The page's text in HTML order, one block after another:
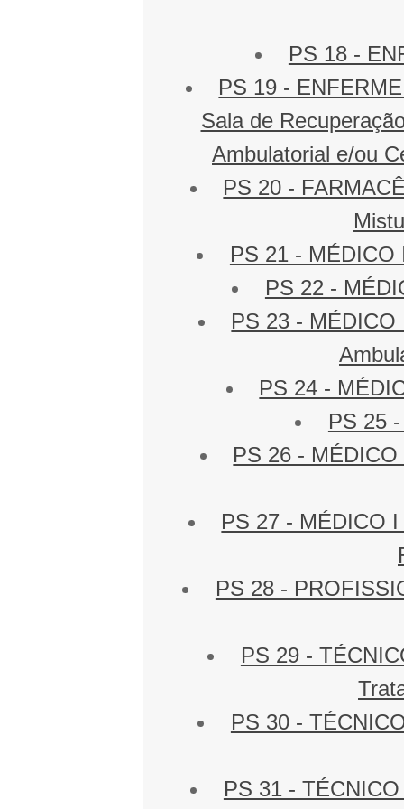
PS 18 -
PS 19 -
Sala de
Ambulatorial e/ou
PS 20 -
PS 21 - MÉDICO
PS 22 -
PS 23 - MÉDICO
PS 24 -
PS 25
PS 26 -
PS 27 - MÉDICO
PS 28 -
PS 29 -
PS 30 -
PS 31 -